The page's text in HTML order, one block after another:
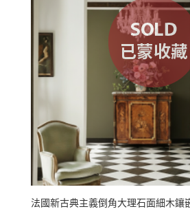
法國新古典主義倒角大理石面細木鑲